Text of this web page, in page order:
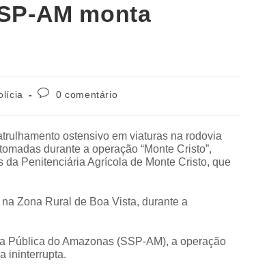
AM monta
0 comentário
ostensivo em viaturas na rodovia
durante a operação “Monte Cristo”,
Penitenciária Agrícola de Monte Cristo, que
na Zona Rural de Boa Vista, durante a
Pública do Amazonas (SSP-AM), a operação
ininterrupta.